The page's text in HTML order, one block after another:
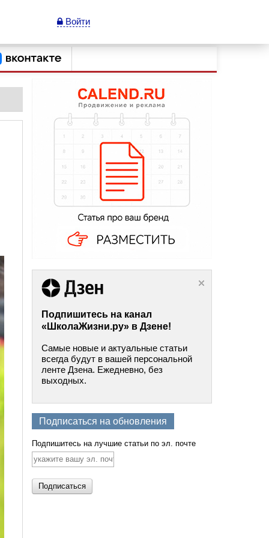
Войти
Подпишитесь на канал
«ШколаЖизни.ру» в Дзене!
Самые новые и актуальные статьи
всегда будут в вашей персональной
ленте Дзена. Ежедневно, без
выходных.
Подписаться на обновления
Подпишитесь на лучшие статьи по эл. почте